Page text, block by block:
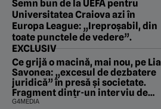
Semn bun de la UEFA pentru
Universitatea Craiova azi în
Europa League: „Ireproșabil, din
toate punctele de vedere”.
EXCLUSIV
Ce grijă o macină, mai nou, pe Lia
Savonea: „excesul de dezbatere
juridică” în presă și societate.
Fragment dintr-un interviu de
promovare la Înalta Curte (VIDEO)
G4MEDIA